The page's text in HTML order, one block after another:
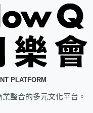
PLATFORM
整合的多元文化平台。